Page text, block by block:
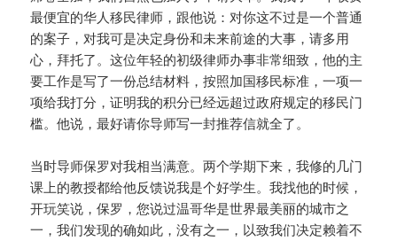
最便宜的华人移民律师，跟他说：对你这不过是一个普通
的案子，对我可是决定身份和未来前途的大事，请多用
心，拜托了。这位年轻的初级律师办事非常细致，他的主
要工作是写了一份总结材料，按照加国移民标准，一项一
项给我打分，证明我的积分已经远超过政府规定的移民门
槛。他说，最好请你导师写一封推荐信就全了。
当时导师保罗对我相当满意。两个学期下来，我修的几门
课上的教授都给他反馈说我是个好学生。我找他的时候，
开玩笑说，保罗，您说过温哥华是世界最美丽的城市之
一，我们发现的确如此，没有之一，以致我们决定赖着不